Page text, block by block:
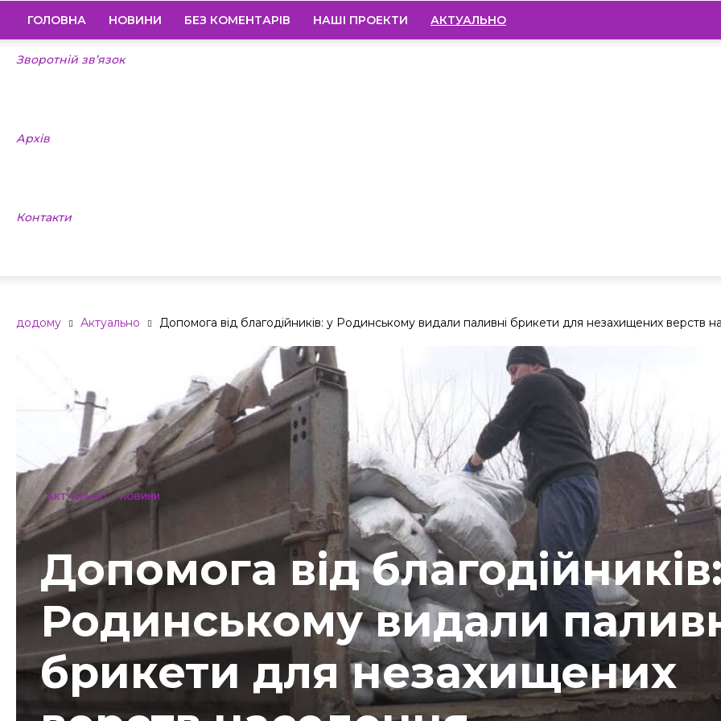
ГОЛОВНА НОВИНИ БЕЗ КОМЕНТАРІВ НАШІ ПРОЕКТИ АКТУАЛЬНО
Зворотній зв’язок
Архів
Контакти
додому Актуально Допомога від благодійників: у Родинському видали паливні брикети для незахищених верств
АКТУАЛЬНО НОВИНИ
Допомога від
Родинському видали
брикети для незахищених